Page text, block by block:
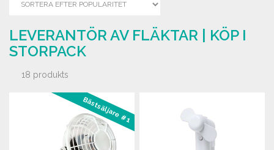
LEVERANTÖR AV FLÄKTAR | KÖP I
STORPACK
18 produkts
Bästsäljare #1